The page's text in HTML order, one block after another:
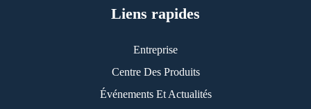
Liens rapides
Entreprise
Centre Des Produits
Événements Et Actualités